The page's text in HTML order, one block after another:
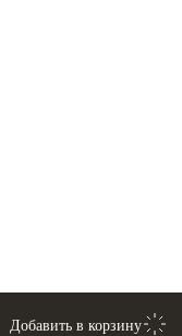
Добавить в корзину